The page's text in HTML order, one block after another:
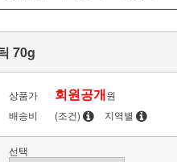
70g
상품가 회원공개원
배송비
(조건) 지역별
선택